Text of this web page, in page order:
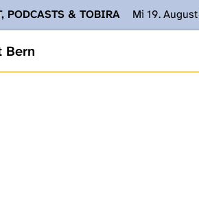
Bern
PODCASTS & TOBIRA
Mi 19.
Tobira nicht zur Verfügung stehen.